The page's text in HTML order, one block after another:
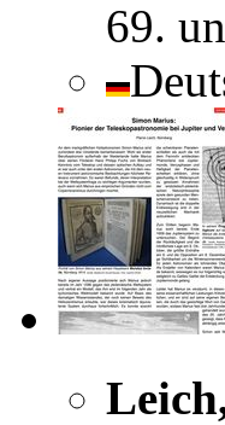
69.